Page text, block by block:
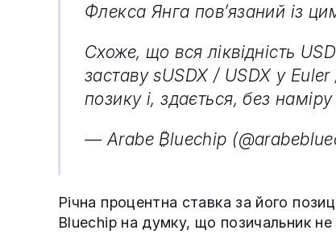
Флекса Янга пов’язаний із
Схоже, що вся ліквідність
заставу sUSDX / USDX у
позику і, здається, без
— Arabe ₿luechip
Річна процентна ставка за його
Bluechip на думку, що позичальник не